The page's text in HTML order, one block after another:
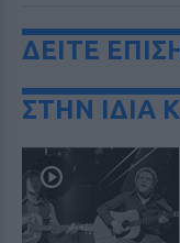
ΔΕΙΤΕ
ΣΤΗΝ ΙΔΙΑ